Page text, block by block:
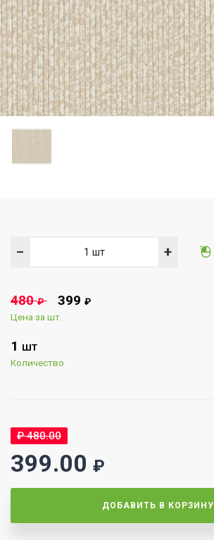
− +
480 ₽ 399 ₽
Цена за шт.
1 ШТ
Количество
₽480.00
399.00 ₽
ДОБАВИТЬ В КОРЗИНУ